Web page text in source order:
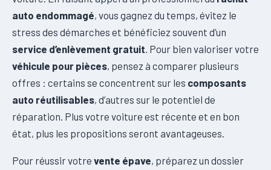
auto endommagé, vous gagnez du temps, évitez le
stress des démarches et bénéficiez souvent d’un
service d’enlèvement gratuit . Pour bien valoriser votre
véhicule pour pièces, pensez à comparer plusieurs
offres : certains se concentrent sur les composants
auto réutilisables, d’autres sur le potentiel de
réparation. Plus votre voiture est récente et en bon
état, plus les propositions seront avantageuses.
Pour réussir votre vente épave, préparez un dossier